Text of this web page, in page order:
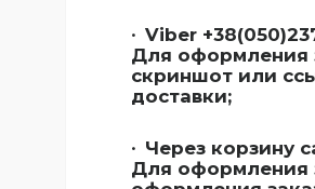
Viber
Для оформления
скриншот или
доставки;
Через корзину
Для оформления